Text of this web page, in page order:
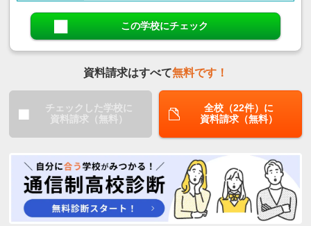
この学校にチェック
資料請求はすべて無料です！
チェックした学校に
資料請求（無料）
全校（22件）に
資料請求（無料）